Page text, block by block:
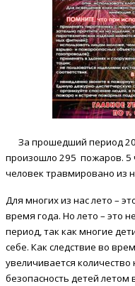
За прошедший период
произошло 295 пожаров. 5
человек травмировано из
Для многих из нас лето –
время года. Но лето – это
период, так как многие
себе. Как следствие во
увеличивается
безопасность детей